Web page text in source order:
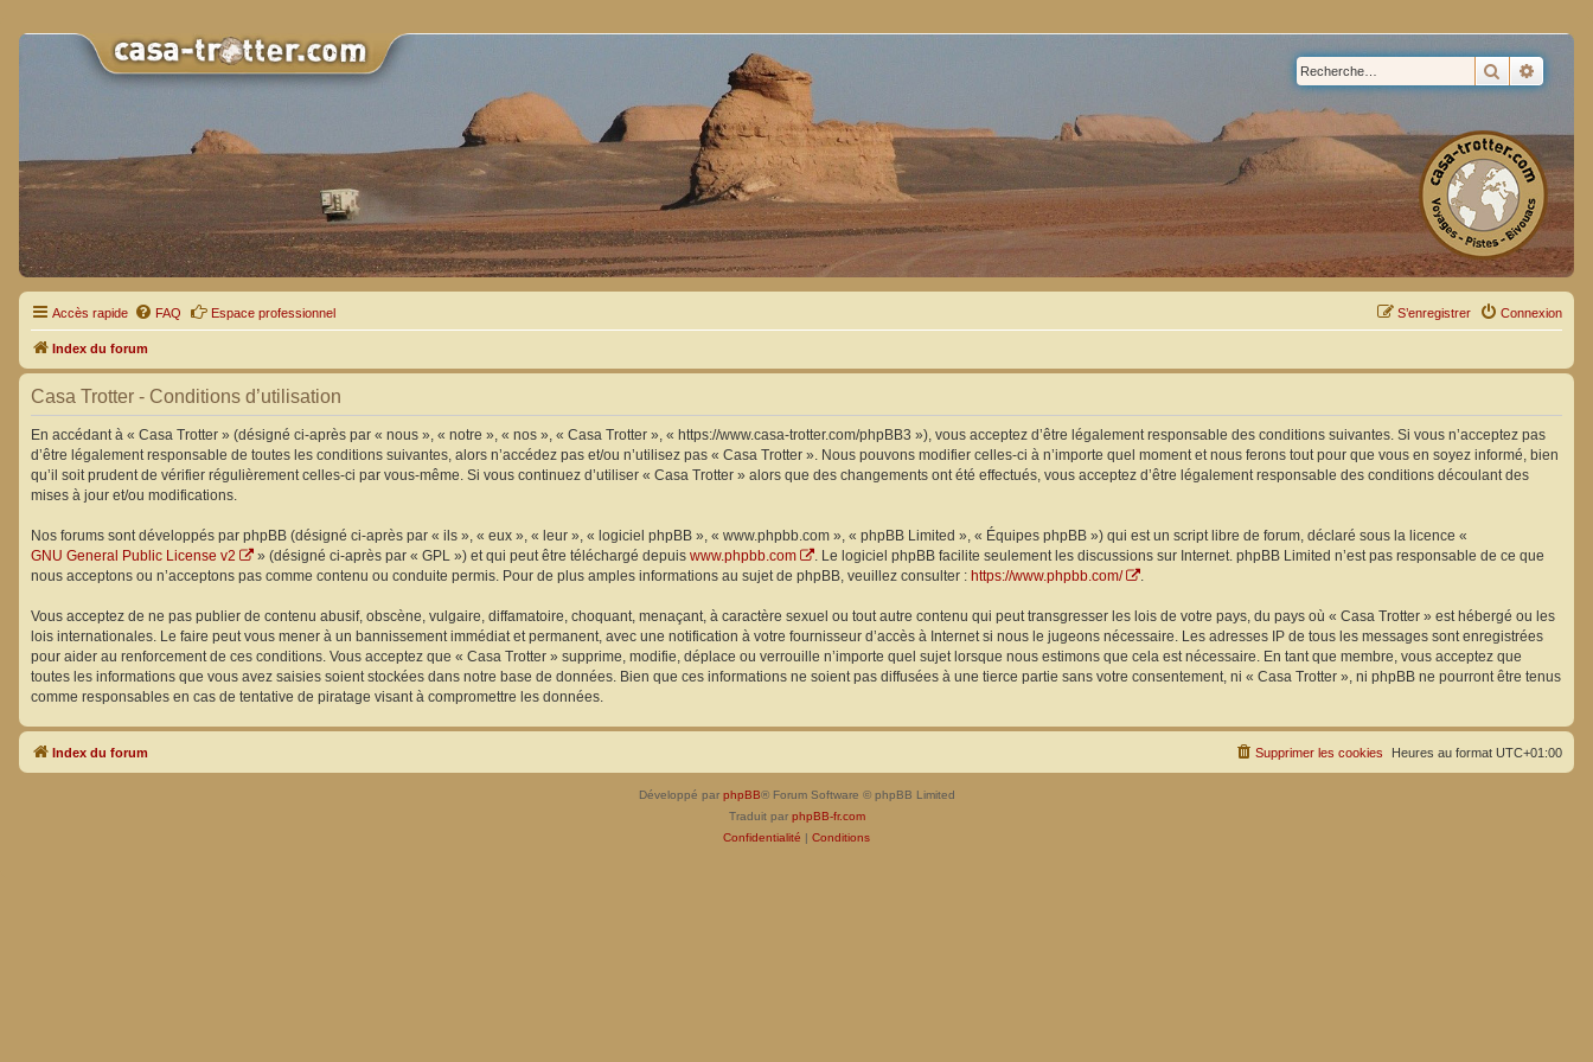
Rechercher
Accès rapide FAQ Espace professionnel Connexion
S’enregistrer
Index du forum
Casa Trotter - Conditions d’utilisation
En accédant à « Casa Trotter » (désigné ci-après par « nous », « notre », « nos », « Casa Trotter », « https://www.casa-trotter.com/phpBB3 »), vous acceptez d’être légalement responsable des conditions suivantes. Si vous n’acceptez pas
d’être légalement responsable de toutes les conditions suivantes, alors n’accédez pas et/ou n’utilisez pas « Casa Trotter ». Nous pouvons modifier celles-ci à n’importe quel moment et nous ferons tout pour que vous en soyez informé, bien
qu’il soit prudent de vérifier régulièrement celles-ci par vous-même. Si vous continuez d’utiliser « Casa Trotter » alors que des changements ont été effectués, vous acceptez d’être légalement responsable des conditions découlant des
mises à jour et/ou modifications.
Nos forums sont développés par phpBB (désigné ci-après par « ils », « eux », « leur », « logiciel phpBB », « www.phpbb.com », « phpBB Limited », « Équipes phpBB ») qui est un script libre de forum, déclaré sous la licence «
GNU General Public License v2
» (désigné ci-après par « GPL ») et qui peut être téléchargé depuis www.phpbb.com
. Le logiciel phpBB facilite seulement les discussions sur Internet. phpBB Limited n’est pas responsable de ce que
nous acceptons ou n’acceptons pas comme contenu ou conduite permis. Pour de plus amples informations au sujet de phpBB, veuillez consulter : https://www.phpbb.com/ .
Vous acceptez de ne pas publier de contenu abusif, obscène, vulgaire, diffamatoire, choquant, menaçant, à caractère sexuel ou tout autre contenu qui peut transgresser les lois de votre pays, du pays où « Casa Trotter » est hébergé ou les
lois internationales. Le faire peut vous mener à un bannissement immédiat et permanent, avec une notification à votre fournisseur d’accès à Internet si nous le jugeons nécessaire. Les adresses IP de tous les messages sont enregistrées
pour aider au renforcement de ces conditions. Vous acceptez que « Casa Trotter » supprime, modifie, déplace ou verrouille n’importe quel sujet lorsque nous estimons que cela est nécessaire. En tant que membre, vous acceptez que
toutes les informations que vous avez saisies soient stockées dans notre base de données. Bien que ces informations ne soient pas diffusées à une tierce partie sans votre consentement, ni « Casa Trotter », ni phpBB ne pourront être tenus
comme responsables en cas de tentative de piratage visant à compromettre les données.
Index du forum Heures au format UTC+01:00
Supprimer les cookies
Développé par phpBB® Forum Software © phpBB Limited
Traduit par phpBB-fr.com
Confidentialité | Conditions